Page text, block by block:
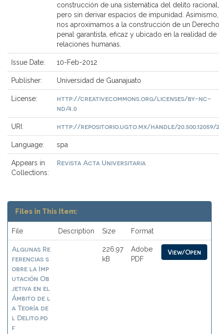
construcción de una sistemática del delito racional,
pero sin derivar espacios de impunidad. Asimismo,
nos aproximamos a la construcción de un Derecho
penal garantista, eficaz y ubicado en la realidad de
relaciones humanas.
Issue Date: 10-Feb-2012
Publisher: Universidad de Guanajuato
License:
http://creativecommons.org/licenses/by-nc-
nd/4.0
URI: http://repositorio.ugto.mx/handle/20.500.12059/
Language: spa
Appears in
Collections:
Revista Acta Universitaria
Files in This Item:
File Description Size Format
Algunas Re
ferencias s
obre la Imp
utación Ob
jetiva en el
Ámbito de l
a Teoría de
l Delito.pd
f
226.97
kB
Adobe
PDF
View/Open